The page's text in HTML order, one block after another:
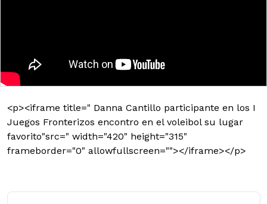
<p><iframe title=" Danna Cantillo participante en los I
Juegos Fronterizos encontro en el voleibol su lugar
favorito"src=" width="420" height="315"
frameborder="0" allowfullscreen=""></iframe></p>